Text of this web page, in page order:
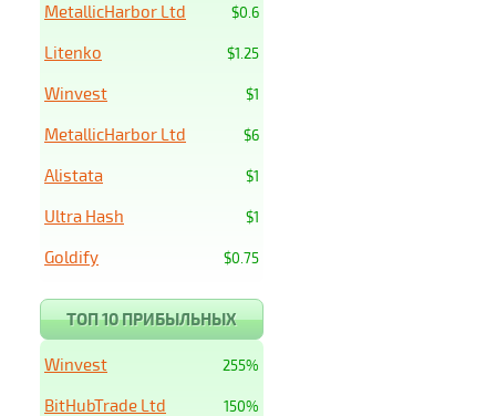
$0.6
MetallicHarbor Ltd
$1.25
Litenko
$1
Winvest
$6
MetallicHarbor Ltd
$1
Alistata
$1
Ultra Hash
$0.75
Goldify
ТОП 10 ПРИБЫЛЬНЫХ
255%
Winvest
150%
BitHubTrade Ltd